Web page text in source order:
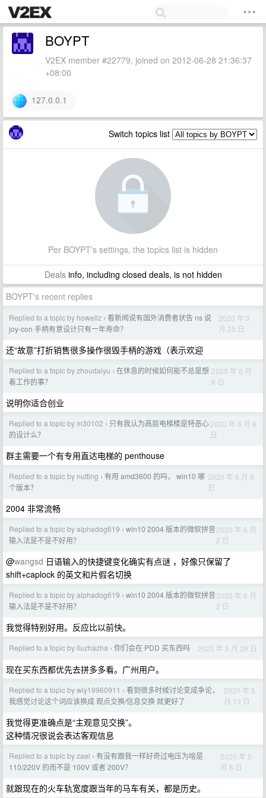
BOYPT
V2EX member #22779, joined on 2012-06-28 21:36:37
+08:00
127.0.0.1
Switch topics list
Per BOYPT's settings, the topics list is hidden
Dealsinfo, including closed deals, is not hidden
BOYPT's recent replies
Replied to a topic by howellz › 看新闻说有国外消费者状告 ns 说
joy-con 手柄有意设计只有一年寿命？
2020 年 9
月 25 日
还“故意”打折销售很多操作很毁手柄的游戏（表示欢迎
Replied to a topic by zhoudaiyu › 在休息的时候如何能不总是想
着工作的事？
2020 年 6 月
8 日
说明你适合创业
Replied to a topic by m30102 › 只有我认为高层电梯楼是特恶心
的设计么？
2020 年 6 月 8
日
群主需要一个有专用直达电梯的 penthouse
Replied to a topic by nutting › 有用 amd3600 的吗， win10 哪
个版本？
2020 年 6 月 8
日
2004 非常流畅
Replied to a topic by alphadog619 › win10 2004 版本的微软拼音
输入法是不是不好用？
2020 年 6 月
2 日
@wangsd 日语输入的快捷键变化确实有点谜 ，好像只保留了
shift+caplock 的英文和片假名切换
Replied to a topic by alphadog619 › win10 2004 版本的微软拼音
输入法是不是不好用？
2020 年 6 月
2 日
我觉得特别好用。反应比以前快。
Replied to a topic by liuzhazha › 你们会在 PDD 买东西吗 2020 年 5 月 28 日
现在买东西都优先去拼多多看。广州用户。
Replied to a topic by wly19960911 › 看到很多时候讨论变成争论，
我感觉讨论这个词应该换成 观点交换/信息交换 就更好了
2020 年 5
月 13 日
我觉得更准确点是“主观意见交换”。
这种情况很说会表达客观信息
Replied to a topic by zael › 有没有跟我一样好奇过电压为啥是
110/220V 的而不是 100V 或者 200V？
2020 年 5
月 8 日
就跟现在的火车轨宽度跟当年的马车有关，都是历史。